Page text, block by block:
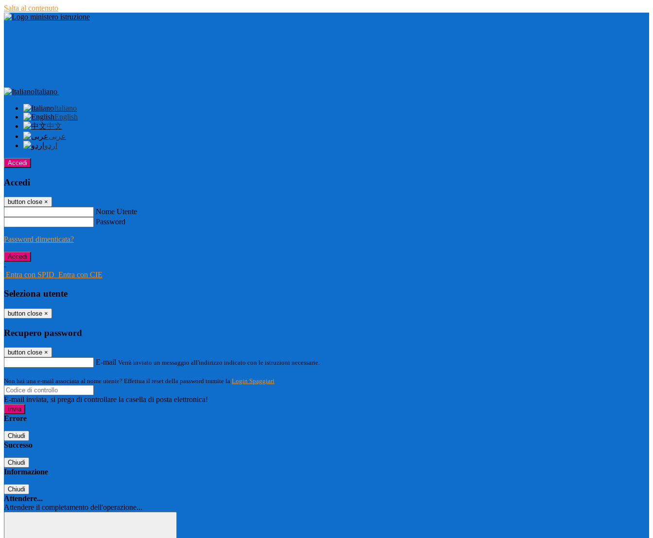
Salta al contenuto
Italiano
Italiano
English
中文
عربى
اردو
Accedi
Accedi
button close ×
Nome Utente
Password
Password dimenticata?
-
Entra con SPID Entra con CIE
Seleziona utente
button close ×
Recupero password
button close ×
E-mail Verrà inviato un messaggio all'indirizzo indicato con le istruzioni necessarie.
Non hai una e-mail associata al nome utente? Effettua il reset della password tramite la Login Spaggiari
E-mail inviata, si prega di controllare la casella di posta elettronica!
Errore
Chiudi
Successo
Chiudi
Informazione
Chiudi
Attendere...
Attendere il completamento dell'operazione...